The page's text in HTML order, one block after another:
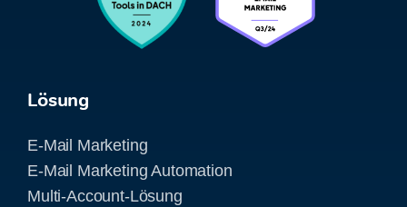
Lösung
E-Mail Marketing
E-Mail Marketing Automation
Multi-Account-Lösung